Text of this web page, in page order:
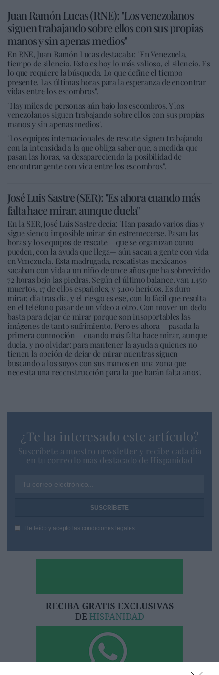
Juan Ramón Lucas (RNE): "Los venezolanos
siguen trabajando sobre ellos con sus propias
manos y sin apenas medios"
En RNE, Juan Ramón Lucas destacaba: "En Venezuela,
tiempo de silencio. Esto es hoy lo más valioso, el silencio. Es
lo que requiere la búsqueda. Lo que define el tiempo
presente. Las últimas horas para la esperanza de encontrar
vidas entre los escombros".
"Hay miles de personas aún bajo los escombros. Y los
venezolanos siguen trabajando sobre ellos con sus propias
manos y sin apenas medios".
"Los equipos internacionales de rescate siguen trabajando
con la intensidad a la que obliga saber que, a medida que
pasan las horas, va desapareciendo la posibilidad de
encontrar gente con vida entre los escombros".
José Luis Sastre (SER): "Es ahora cuando más
falta hace mirar, aunque duela"
En la SER, José Luis Sastre decía: "Han pasado varios días y
sigue siendo imposible mirar sin estremecerse. Pasan las
horas y los equipos de rescate —que se organizan como
pueden, con la ayuda que llega— aún sacan a gente con vida
en Venezuela. Esta madrugada, rescatistas mexicanos
sacaban con vida a un niño de once años que ha sobrevivido
72 horas bajo las piedras. Según el último balance, van 1.450
muertos, 17 de ellos españoles, y 3.100 heridos. Es duro
mirar, día tras día, y el riesgo es ese, con lo fácil que resulta
en el teléfono pasar de un vídeo a otro. Con mover un dedo
basta para dejar de mirar porque son insoportables las
imágenes de tanto sufrimiento. Pero es ahora —pasada la
primera conmoción— cuando más falta hace mirar, aunque
duela, y no olvidar: para mantener la ayuda a quienes no
tienen la opción de dejar de mirar mientras siguen
buscando a los suyos con sus manos en una zona que
necesita una reconstrucción para la que harán falta años".
¿Te ha interesado este artículo?
Suscríbete a nuestro newsletter y recibe cada dia
en tu correo lo más destacado de Hispanidad
Tu correo electrónico...
He leído y acepto las condiciones legales